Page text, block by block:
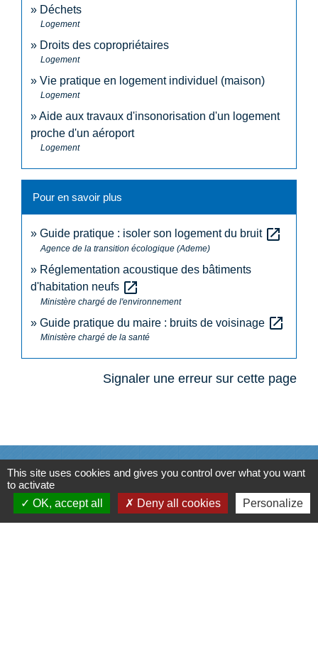
Déchets
Logement
Droits des copropriétaires
Logement
Vie pratique en logement individuel (maison)
Logement
Aide aux travaux d'insonorisation d'un logement
proche d'un aéroport
Logement
Pour en savoir plus
Guide pratique : isoler son logement du bruit open_in_new
Agence de la transition écologique (Ademe)
Réglementation acoustique des bâtiments
d'habitation neufs open_in_new
Ministère chargé de l'environnement
Guide pratique du maire : bruits de voisinage open_in_new
Ministère chargé de la santé
Signaler une erreur sur cette page
N° utiles
Commune de Saint-Léger-les-Vignes
16 rue de Nantes
This site uses cookies and gives you control over what you want
to activate
OK, accept all
Deny all cookies Personalize